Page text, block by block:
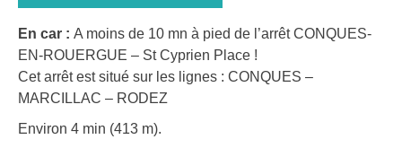
En car : A moins de 10 mn à pied de l’arrêt CONQUES-
EN-ROUERGUE – St Cyprien Place !
Cet arrêt est situé sur les lignes : CONQUES –
MARCILLAC – RODEZ
Environ 4 min (413 m).